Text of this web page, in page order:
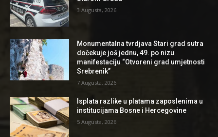
3 Augusta, 2026
Monumentalna tvrdjava Stari grad sutra
dočekuje još jednu, 49. po nizu
manifestaciju “Otvoreni grad umjetnosti
Srebrenik”
7 Augusta, 2026
Isplata razlike u platama zaposlenima u
institucijama Bosne i Hercegovine
5 Augusta, 2026